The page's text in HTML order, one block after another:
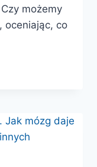
możemy
oceniając, co